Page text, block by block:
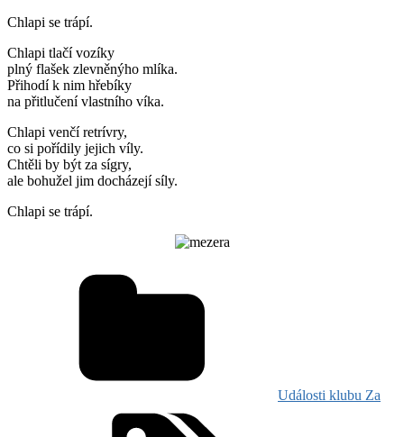
Chlapi se trápí.
Chlapi tlačí vozíky
plný flašek zlevněnýho mlíka.
Přihodí k nim hřebíky
na přitlučení vlastního víka.
Chlapi venčí retrívry,
co si pořídily jejich víly.
Chtěli by být za sígry,
ale bohužel jim docházejí síly.
Chlapi se trápí.
Události klubu Za